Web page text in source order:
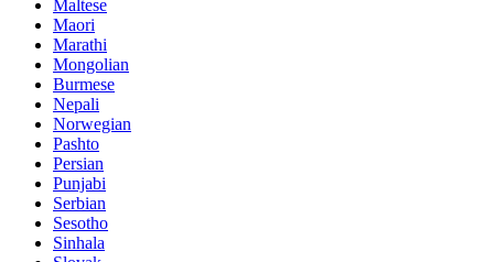
Maltese
Maori
Marathi
Mongolian
Burmese
Nepali
Norwegian
Pashto
Persian
Punjabi
Serbian
Sesotho
Sinhala